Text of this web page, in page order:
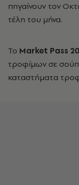
πηγαίνουν τον
τέλη του μήνα.
Το Market Pass
τροφίμων σε
καταστήματα